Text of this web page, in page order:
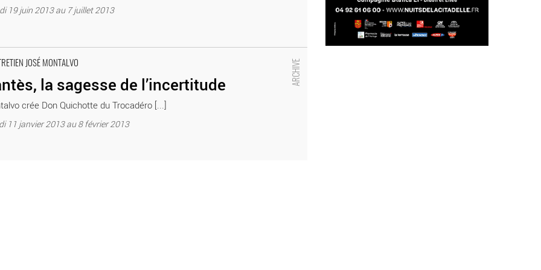
19 juin 2013 au 7 juillet 2013
JOSÉ MONTALVO
la sagesse de l’incertitude
crée Don Quichotte du Trocadéro [...]
11 janvier 2013 au 8 février 2013